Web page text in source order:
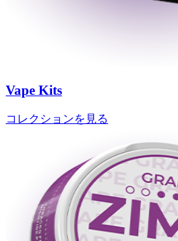
Vape Kits
コレクションを見る